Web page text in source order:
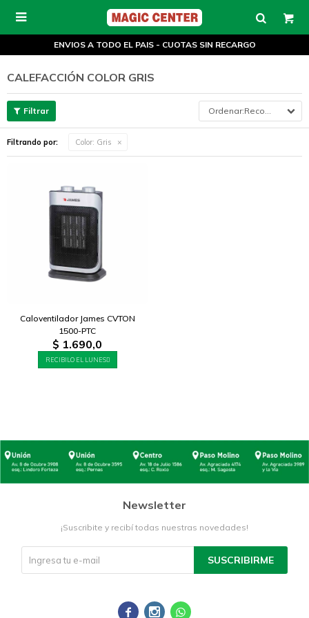

ENVIOS A TODO EL PAIS - CUOTAS SIN RECARGO
CALEFACCIÓN COLOR GRIS
Recomendados
Filtrando por: Color: Gris
Caloventilador James CVTON
1500-PTC
$ 1.690,0
RECIBILO EL LUNES
Newsletter
¡Suscribite y recibí todas nuestras novedades!
SUSCRIBIRME
  